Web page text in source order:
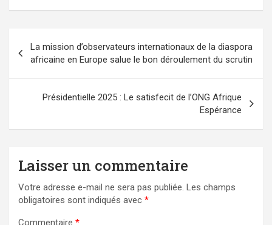
de
l’article
La mission d’observateurs internationaux de la diaspora
africaine en Europe salue le bon déroulement du scrutin
Présidentielle 2025 : Le satisfecit de l’ONG Afrique
Espérance
Laisser un commentaire
Votre adresse e-mail ne sera pas publiée. Les champs
obligatoires sont indiqués avec *
Commentaire *